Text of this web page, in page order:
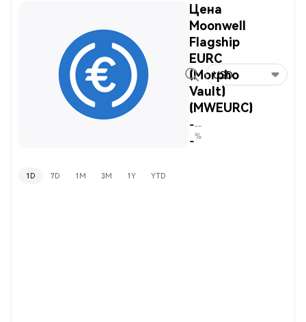
Цена
Moonwell
Flagship
EURC
(Morpho
Vault)
(MWEURC)
-
-
--
%
USD
1D 7D 1M 3M 1Y YTD